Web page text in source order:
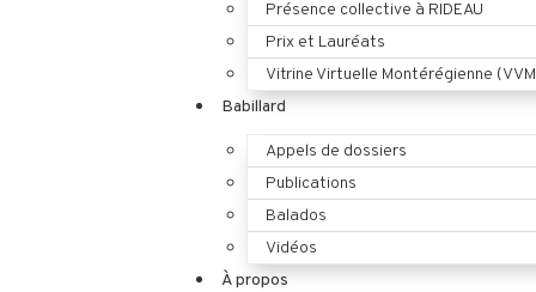
Présence collective à RIDEAU
Prix et Lauréats
Vitrine Virtuelle Montérégienne
Babillard
Appels de dossiers
Publications
Balados
Vidéos
À propos